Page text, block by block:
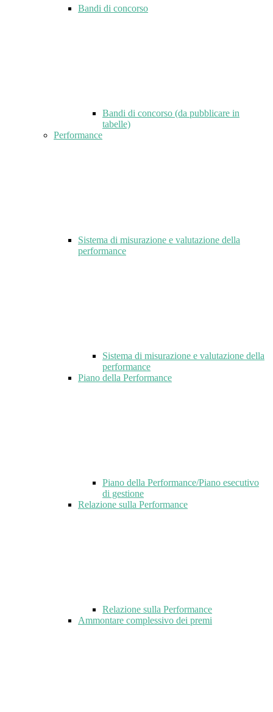
Bandi di concorso
Bandi di concorso (da pubblicare in
tabelle)
Performance
Sistema di misurazione e valutazione della
performance
Sistema di misurazione e valutazione della
performance
Piano della Performance
Piano della Performance/Piano esecutivo
di gestione
Relazione sulla Performance
Relazione sulla Performance
Ammontare complessivo dei premi